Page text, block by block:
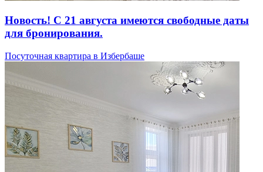
Новость! С 21 августа имеются свободные даты
для бронирования.
Посуточная квартира в Избербаше